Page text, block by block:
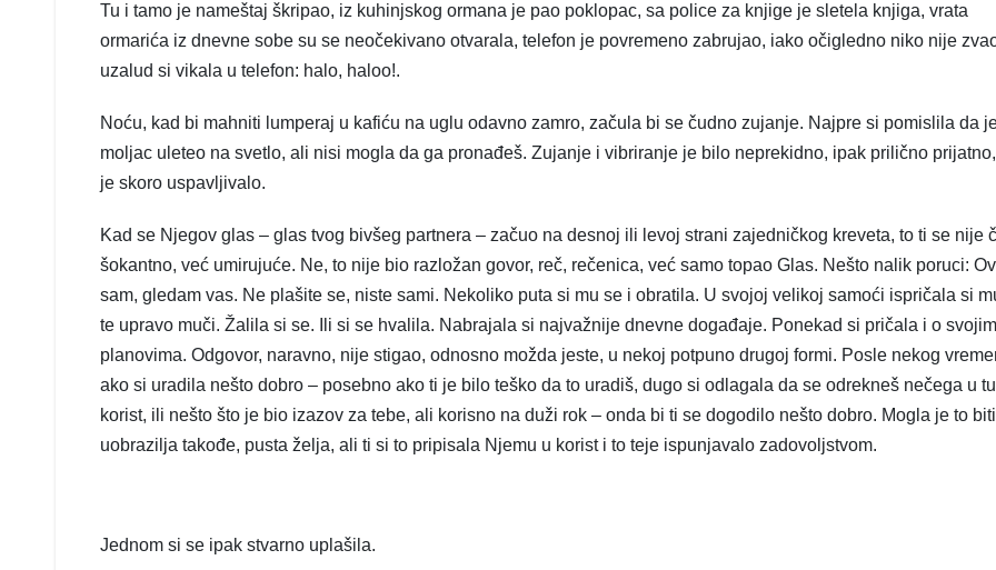
Tu i tamo je nameštaj škripao, iz kuhinjskog ormana je pao poklopac, sa police za knjige je sletela knjiga, vrata
ormarića iz dnevne sobe su se neočekivano otvarala, telefon je povremeno zabrujao, iako očigledno niko nije
uzalud si vikala u telefon: halo, haloo!.
Noću, kad bi mahniti lumperaj u kafiću na uglu odavno zamro, začula bi se čudno zujanje. Najpre si pomislila da
moljac uleteo na svetlo, ali nisi mogla da ga pronađeš. Zujanje i vibriranje je bilo neprekidno, ipak prilično
je skoro uspavljivalo.
Kad se Njegov glas – glas tvog bivšeg partnera – začuo na desnoj ili levoj strani zajedničkog kreveta, to ti se nije
šokantno, već umirujuće. Ne, to nije bio razložan govor, reč, rečenica, već samo topao Glas. Nešto nalik poruci:
sam, gledam vas. Ne plašite se, niste sami. Nekoliko puta si mu se i obratila. U svojoj velikoj samoći ispričala si
te upravo muči. Žalila si se. Ili si se hvalila. Nabrajala si najvažnije dnevne događaje. Ponekad si pričala i o svojim
planovima. Odgovor, naravno, nije stigao, odnosno možda jeste, u nekoj potpuno drugoj formi. Posle nekog
ako si uradila nešto dobro – posebno ako ti je bilo teško da to uradiš, dugo si odlagala da se odrekneš nečega u
korist, ili nešto što je bio izazov za tebe, ali korisno na duži rok – onda bi ti se dogodilo nešto dobro. Mogla je to biti
uobrazilja takođe, pusta želja, ali ti si to pripisala Njemu u korist i to teje ispunjavalo zadovoljstvom.
Jednom si se ipak stvarno uplašila.